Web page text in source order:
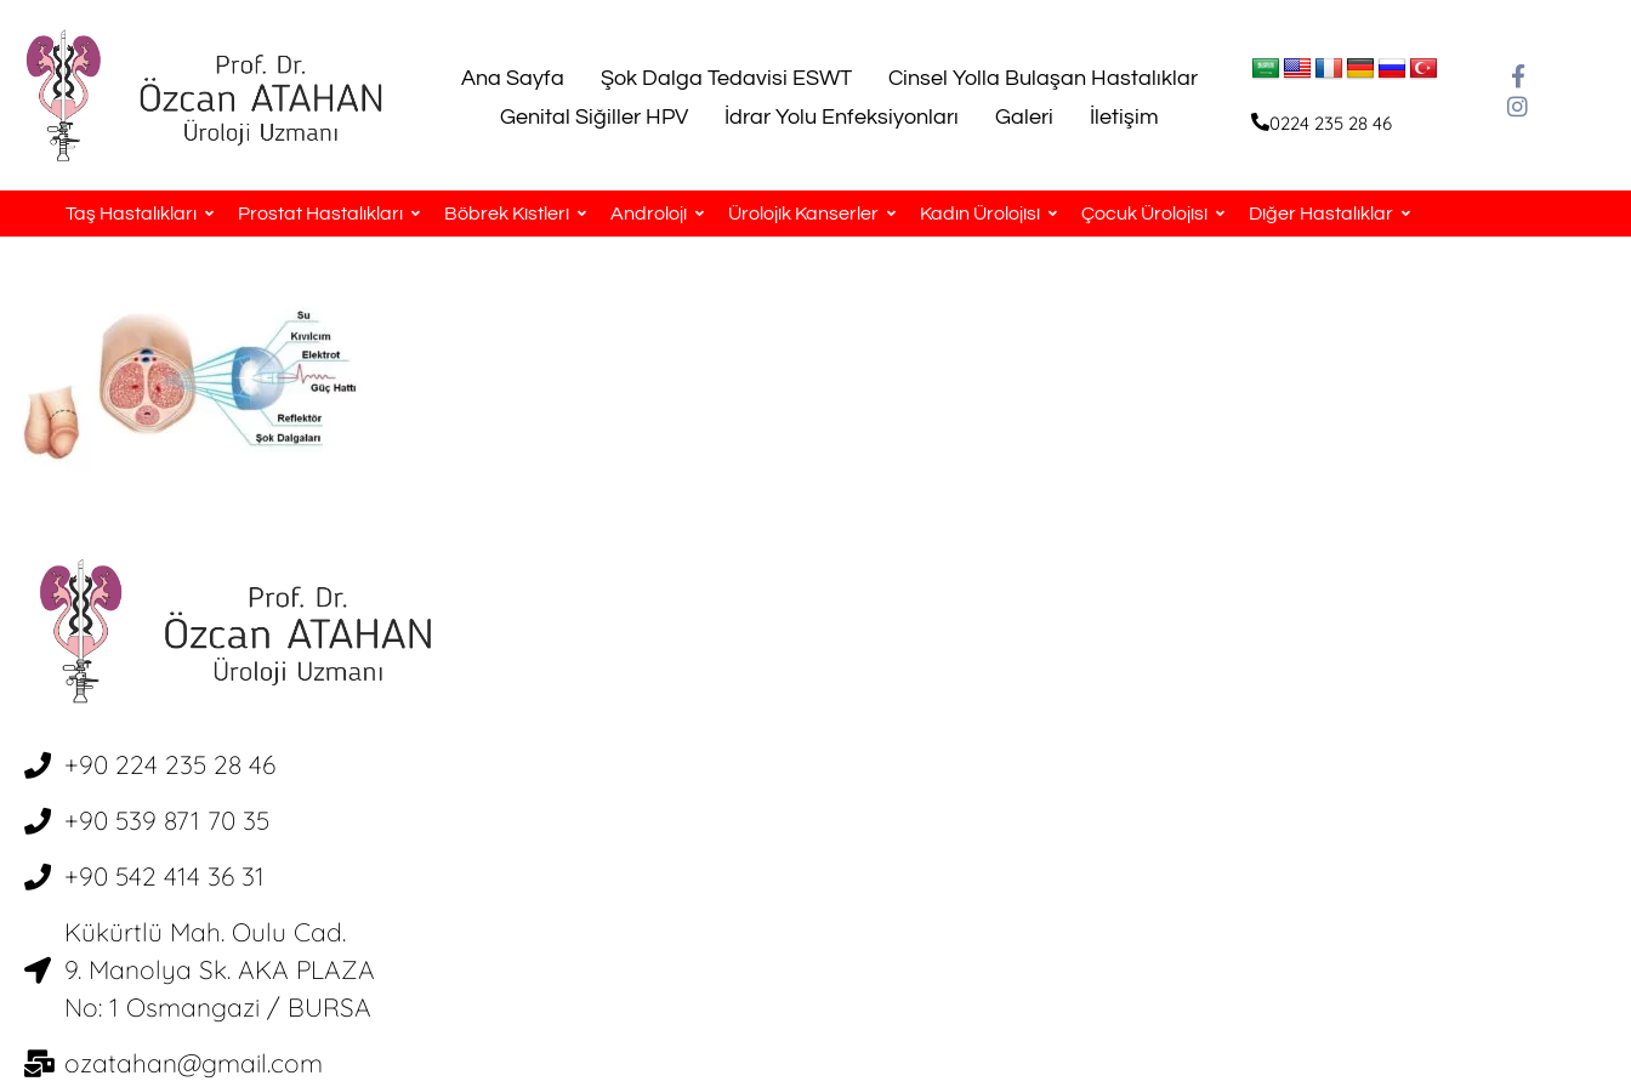
Ana Sayfa Şok Dalga Tedavisi ESWT
Cinsel Yolla Bulaşan Hastalıklar
Genital Siğiller HPV
İdrar Yolu Enfeksiyonları Galeri İletişim 0224 235 28 46
Taş Hastalıkları Prostat Hastalıkları Böbrek Kistleri Androloji Ürolojik Kanserler Kadın Ürolojisi Çocuk Ürolojisi Diğer Hastalıklar
+90 224 235 28 46
+90 539 871 70 35
+90 542 414 36 31
Kükürtlü Mah. Oulu Cad.
9. Manolya Sk. AKA PLAZA
No: 1 Osmangazi / BURSA
ozatahan@gmail.com